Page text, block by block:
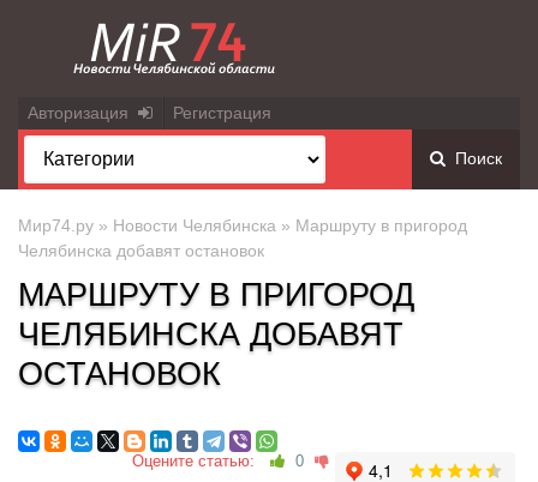
Авторизация Регистрация
Поиск
Мир74.ру » Новости Челябинска » Маршруту в пригород
Челябинска добавят остановок
МАРШРУТУ В ПРИГОРОД
ЧЕЛЯБИНСКА ДОБАВЯТ
ОСТАНОВОК
Оцените статью: 0